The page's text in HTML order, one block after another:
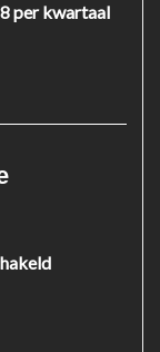
per kwartaal